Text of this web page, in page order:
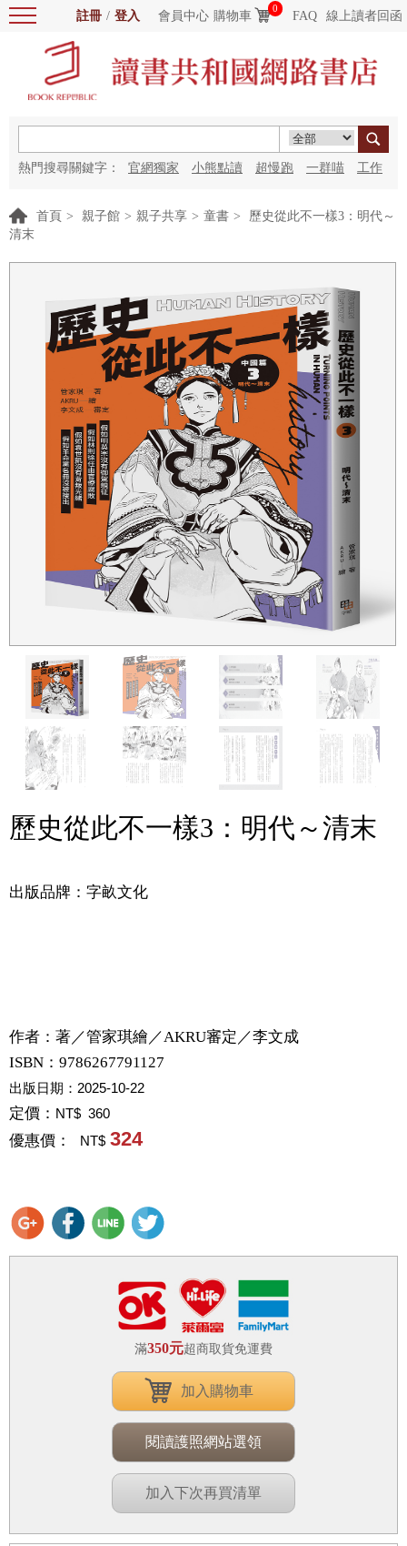
註冊 / 登入 會員中心 購物車
0
FAQ 線上讀者回函
熱門搜尋關鍵字： 官網獨家 小熊點讀 超慢跑 一群喵 工作
首頁 > 親子館 > 親子共享 > 童書 >
歷史從此不一樣3：明代～
清末
歷史從此不一樣3：明代～清末
出版品牌：字畝文化
作者： 著／管家琪繪／AKRU審定／李文成
ISBN：9786267791127
出版日期： 2025-10-22
定價： NT$ 360
優惠價： NT$ 324
滿350元超商取貨免運費
加入購物車
閱讀護照網站選領
加入下次再買清單